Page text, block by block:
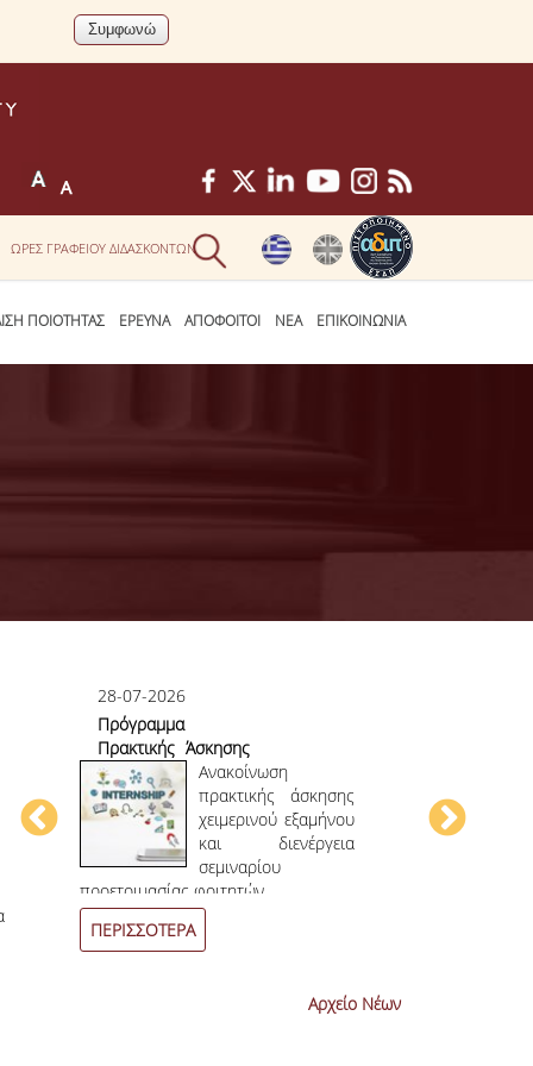
ΩΡΕΣ ΓΡΑΦΕΙΟΥ ΔΙΔΑΣΚΟΝΤΩΝ
ΠΟΙΟΤΗΤΑΣ ΕΡΕΥΝΑ ΑΠΟΦΟΙΤΟΙ ΝΕΑ ΕΠΙΚΟΙΝΩΝΙΑ
28-07-2026
Πρόγραμμα
Πρακτικής Άσκησης
Χειμερινού
Εξαμήνου 2026-
2027
Ανακοίνωση
πρακτικής άσκησης
χειμερινού εξαμήνου
και διενέργεια
σεμιναρίου
προετοιμασίας φοιτητών.
ΠΕΡΙΣΣΟΤΕΡΑ
Αρχείο Νέων